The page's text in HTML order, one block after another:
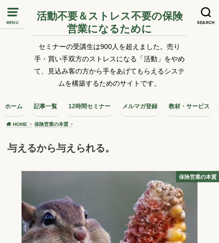
MENU SEARCH
活動不要＆ストレス不要の保険
営業になるために
セミナーの受講生は900人を超えました。売り
手・買い手双方のストレスになる「活動」をやめ
て、見込み客の方から手をあげてもらえるシステ
ムを構築するためのサイトです。
ホーム 記事一覧 12時間セミナー メルマガ登録 教材・サービス
HOME 保険営業の本質
与えるから与えられる。
保険営業の本質